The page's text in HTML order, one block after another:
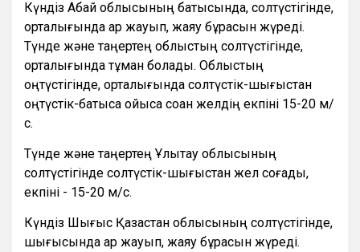
Күндіз Абай облысының батысында, солтүстігінде,
орталығында қар жауып, жаяу бұрқасын жүреді.
Түнде және таңертең облыстың солтүстігінде,
орталығында тұман болады. Облыстың
оңтүстігінде, орталығында солтүстік-шығыстан
оңтүстік-батысқа ойыса соққан желдің екпіні 15-20 м/
с.
Түнде және таңертең Ұлытау облысының
солтүстігінде солтүстік-шығыстан жел соғады,
екпіні - 15-20 м/с.
Күндіз Шығыс Қазақстан облысының солтүстігінде,
шығысында қар жауып, жаяу бұрқасын жүреді.